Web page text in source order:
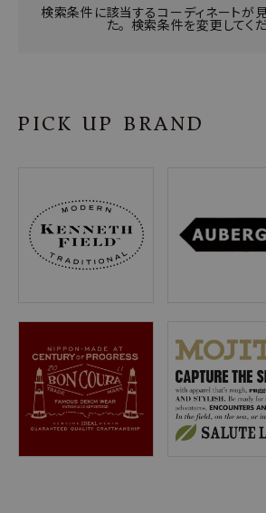
INFORMATION
プライバシーポリシー
特定商取引法について
お問い合わせ
ACCOUNT MENU
ようこそ ゲスト 様
meeting_room ログイン 会員登録
検索条件に該当するコーディネートが
た。 検索条件を変更してくだ
PICK UP BRAND